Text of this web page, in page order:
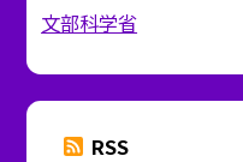
文部科学省
RSS